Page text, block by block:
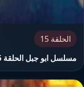
الحلقة 15
مسلسل ابو جبل الحلقة 15 الخامسة عشر HD